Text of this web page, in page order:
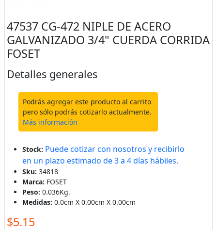
47537 CG-472 NIPLE DE ACERO
GALVANIZADO 3/4" CUERDA CORRIDA
FOSET
Detalles generales
Podrás agregar este producto al carrito
pero sólo podrás cotizarlo actualmente.
Más información
Stock: Puede cotizar con nosotros y recibirlo
en un plazo estimado de 3 a 4 días hábiles.
Sku: 34818
Marca: FOSET
Peso: 0.036Kg.
Medidas: 0.0cm X 0.00cm X 0.00cm
$5.15